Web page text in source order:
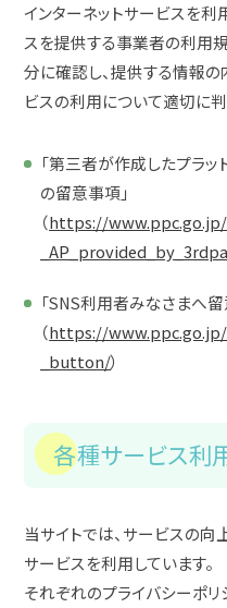
インターネットサービスを
スを提供する事業者の利用
分に確認し、提供する情報
ビスの利用について適切に判
「第三者が作成したプラ
の留意事項」
（https://
「SNS利用者みなさまへ留
（https://
_button/）
各種サービス利
当サイトでは、サービスの
サービスを利用しています。
それぞれのプライバシーポ